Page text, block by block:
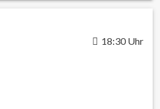
18:30 Uhr